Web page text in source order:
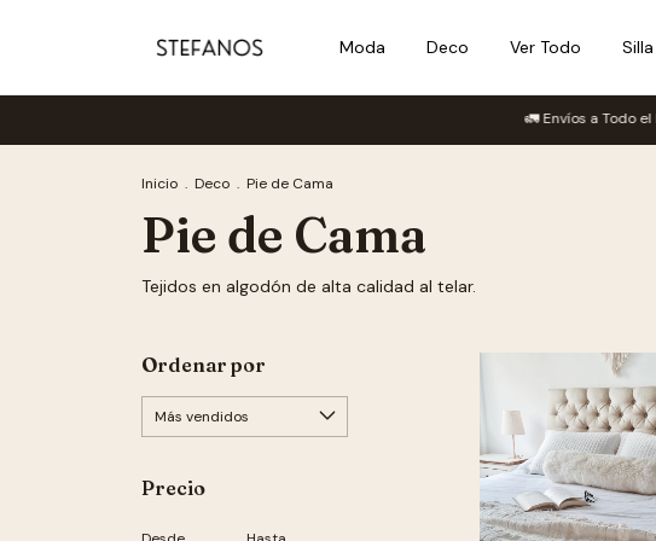
Moda Deco Ver Todo
🚛 Envíos a Todo el País
Inicio . Deco . Pie de Cama
Pie de Cama
Tejidos en algodón de alta calidad al telar.
Ordenar por
Precio